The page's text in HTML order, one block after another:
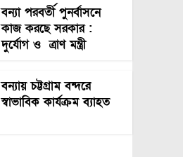
বন্যা পরবর্তী পুনর্বাসনে
কাজ করছে সরকার :
দুর্যোগ ও ত্রাণ মন্ত্রী
বন্যায় চট্টগ্রাম বন্দরে
স্বাভাবিক কার্যক্রম ব্যাহত